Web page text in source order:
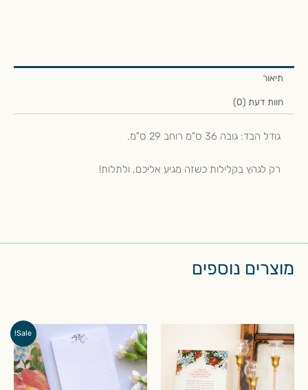
תיאור
חוות דעת (0)
גודל הבד: גובה 36 ס"מ רוחב 29 ס"מ.
רק לגהץ בקלילות כשזה מגיע אליכם, ולתלות!
מוצרים נוספים
Sale!
המקורי
₪40.00.
המחיר
הנוכחי
הוא:
₪20.00.